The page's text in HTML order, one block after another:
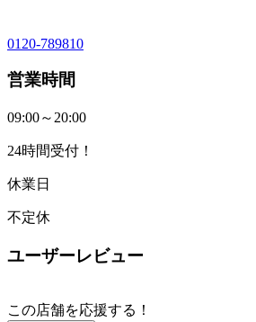
0120-789810
営業時間
09:00～20:00
24時間受付！
休業日
不定休
ユーザーレビュー
この店舗を応援する！